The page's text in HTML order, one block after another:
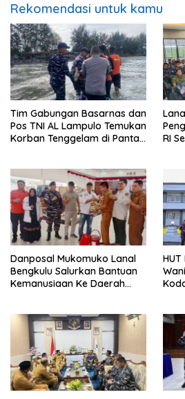
Rekomendasi untuk kamu
Tim Gabungan Basarnas dan
Pos TNI AL Lampulo Temukan
Korban Tenggelam di Pantai
RI
Danposal Mukomuko Lanal
Bengkulu Salurkan Bantuan
Kemanusiaan Ke Daerah